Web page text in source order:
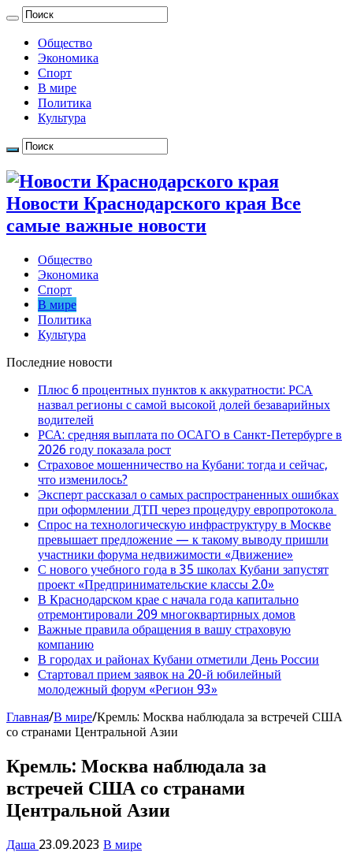
Общество
Экономика
Спорт
В мире
Политика
Культура
Новости Краснодарского края Все
самые важные новости
Общество
Экономика
Спорт
В мире
Политика
Культура
Последние новости
Плюс 6 процентных пунктов к аккуратности: РСА
назвал регионы с самой высокой долей безаварийных
водителей
РСА: средняя выплата по ОСАГО в Санкт-Петербурге в
2026 году показала рост
Страховое мошенничество на Кубани: тогда и сейчас,
что изменилось?
Эксперт рассказал о самых распространенных ошибках
при оформлении ДТП через процедуру европротокола
Спрос на технологическую инфраструктуру в Москве
превышает предложение — к такому выводу пришли
участники форума недвижимости «Движение»
С нового учебного года в 35 школах Кубани запустят
проект «Предпринимательские классы 2.0»
В Краснодарском крае с начала года капитально
отремонтировали 209 многоквартирных домов
Важные правила обращения в вашу страховую
компанию
В городах и районах Кубани отметили День России
Стартовал прием заявок на 20-й юбилейный
молодежный форум «Регион 93»
Главная/В мире/Кремль: Москва наблюдала за встречей США
со странами Центральной Азии
Кремль: Москва наблюдала за
встречей США со странами
Центральной Азии
Даша 23.09.2023 В мире